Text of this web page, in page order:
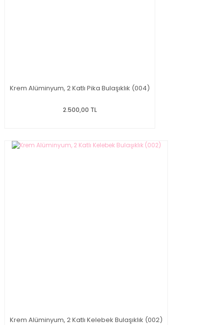
Krem Alüminyum, 2 Katlı Pika Bulaşıklık (004)
2.500,00 TL
Krem Alüminyum, 2 Katlı Kelebek Bulaşıklık (002)